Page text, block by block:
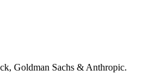
Goldman Sachs & Anthropic.